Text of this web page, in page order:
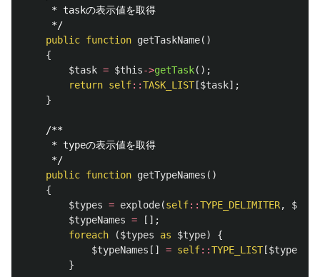
     * taskの表示値を取得
     */
public function getTaskName()
{
$task = $this->getTask();
return self::TASK_LIST [$task];
}
/**
     * typeの表示値を取得
     */
public function getTypeNames ()
{
$types = explode(self::TYPE_DELIMITER,
$this
$typeNames =
[];
foreach
($types as $type)
{
$typeNames [] = self::TYPE_LIST [$type
}